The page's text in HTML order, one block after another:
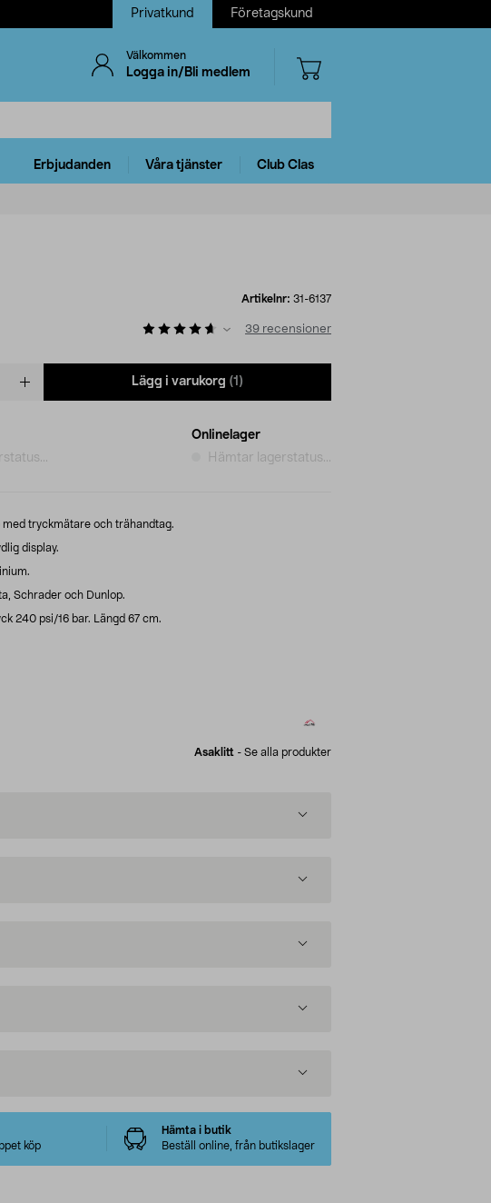
Privatkund Företagskund
Välkommen
Logga in/Bli medlem
Erbjudanden Våra tjänster Club Clas
Artikelnr: 31-6137
39 recensioner
Lägg i varukorg (1)
Onlinelager
Hämtar lagerstatus...
tryckmätare och trähandtag.
display.
Schrader och Dunlop.
240 psi/16 bar. Längd 67 cm.
Asaklitt - Se alla produkter
köp
Hämta i butik
Beställ online, från butikslager